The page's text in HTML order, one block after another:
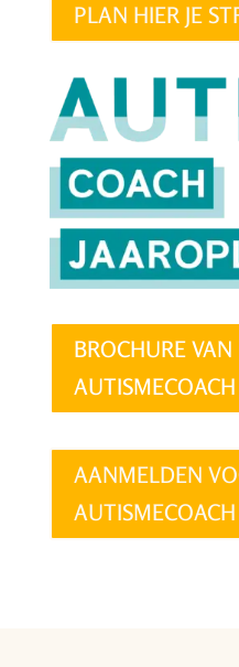
PLAN HIER JE
BROCHURE VAN
AANMELDEN